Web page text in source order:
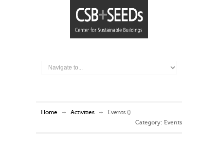
Home Activities Events ()
Category: Events